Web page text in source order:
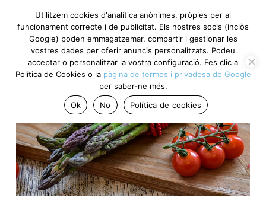
Utilitzem cookies d'analítica anònimes, pròpies per al
funcionament correcte i de publicitat. Els nostres socis (inclòs
Google) poden emmagatzemar, compartir i gestionar les
vostres dades per oferir anuncis personalitzats. Podeu
acceptar o personalitzar la vostra configuració. Fes clic a
Política de Cookies o la pàgina de termes i privadesa de Google
per saber-ne més.
Ok
No Política de cookies